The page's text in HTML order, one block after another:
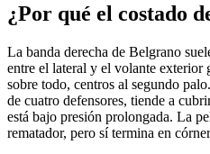
¿Por qué el costado
La banda derecha de Belgrano
entre el lateral y el volante exterior
sobre todo, centros al segundo
de cuatro defensores, tiende a
está bajo presión prolongada. La
rematador, pero sí termina en